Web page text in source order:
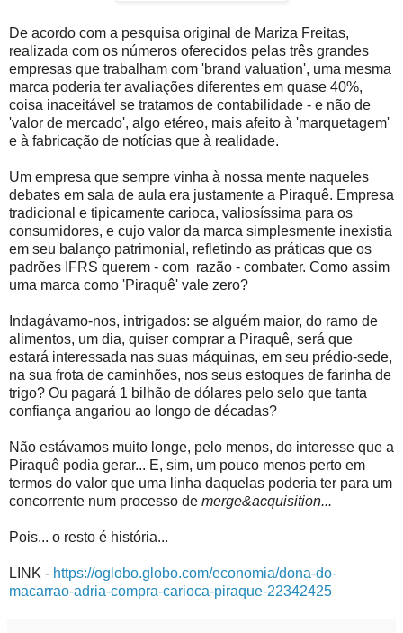
De acordo com a pesquisa original de Mariza Freitas,
realizada com os números oferecidos pelas três grandes
empresas que trabalham com 'brand valuation', uma mesma
marca poderia ter avaliações diferentes em quase 40%,
coisa inaceitável se tratamos de contabilidade - e não de
'valor de mercado', algo etéreo, mais afeito à 'marquetagem'
e à fabricação de notícias que à realidade.
Um empresa que sempre vinha à nossa mente naqueles
debates em sala de aula era justamente a Piraquê. Empresa
tradicional e tipicamente carioca, valiosíssima para os
consumidores, e cujo valor da marca simplesmente inexistia
em seu balanço patrimonial, refletindo as práticas que os
padrões IFRS querem - com razão - combater. Como assim
uma marca como 'Piraquê' vale zero?
Indagávamo-nos, intrigados: se alguém maior, do ramo de
alimentos, um dia, quiser comprar a Piraquê, será que
estará interessada nas suas máquinas, em seu prédio-sede,
na sua frota de caminhões, nos seus estoques de farinha de
trigo? Ou pagará 1 bilhão de dólares pelo selo que tanta
confiança angariou ao longo de décadas?
Não estávamos muito longe, pelo menos, do interesse que a
Piraquê podia gerar... E, sim, um pouco menos perto em
termos do valor que uma linha daquelas poderia ter para um
concorrente num processo de merge&acquisition...
Pois... o resto é história...
LINK - https://oglobo.globo.com/economia/dona-do-
macarrao-adria-compra-carioca-piraque-22342425